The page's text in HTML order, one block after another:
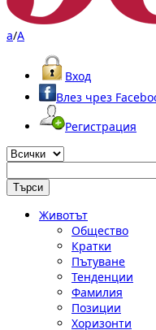
a/A
Вход
Влез чрез
Регистрация
Животът
Общество
Кратки
Пътуване
Тенденции
Фамилия
Позиции
Хоризонти